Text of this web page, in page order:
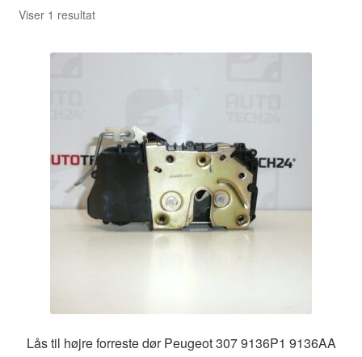
Viser 1 resultat
Lås til højre forreste dør Peugeot 307 9136P1 9136AA